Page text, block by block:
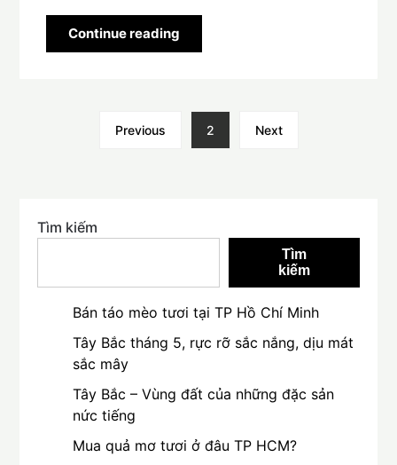
Continue reading
Previous 2 Next
Tìm kiếm
Tìm
kiếm
Bán táo mèo tươi tại TP Hồ Chí Minh
Tây Bắc tháng 5, rực rỡ sắc nắng, dịu mát
sắc mây
Tây Bắc – Vùng đất của những đặc sản
nức tiếng
Mua quả mơ tươi ở đâu TP HCM?